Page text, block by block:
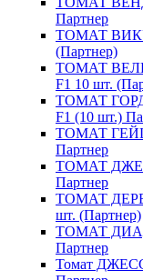
Партнер
ТОМАТ
(Партнер)
ТОМАТ
F1 10 шт.
ТОМАТ
F1 (10 шт.)
ТОМАТ
Партнер
ТОМАТ
Партнер
ТОМАТ
шт. (Партнер)
ТОМАТ
Партнер
Томат